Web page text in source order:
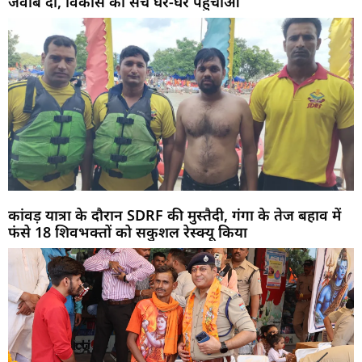
कांवड़ यात्रा के दौरान SDRF की मुस्तैदी, गंगा के तेज बहाव में
फंसे 18 शिवभक्तों को सकुशल रेस्क्यू किया